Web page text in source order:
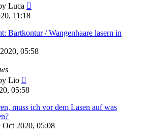
Luca
11:18
Bartkontur / Wangenhaare lasern in
05:58
Lio
05:58
muss ich vor dem Lasen auf was
Oct 2020, 05:08